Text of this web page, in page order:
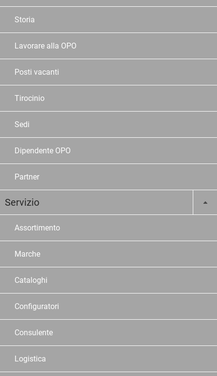
Storia
Lavorare alla OPO
Posti vacanti
Tirocinio
Sedi
Dipendente OPO
Partner
Servizio
Assortimento
Marche
Cataloghi
Configuratori
Consulente
Logistica